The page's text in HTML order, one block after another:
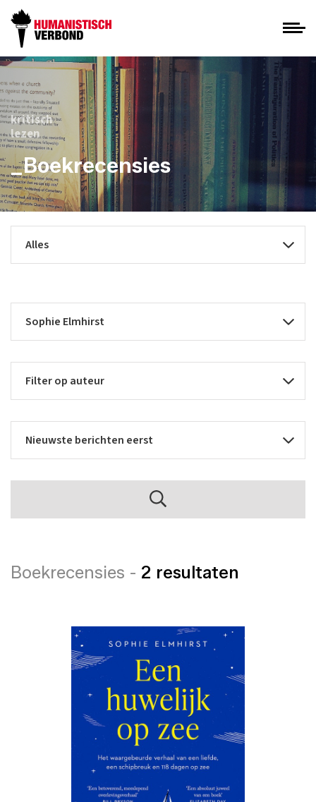
kritisch
lezen
_Boekrecensies
Boekrecensies - 2 resultaten